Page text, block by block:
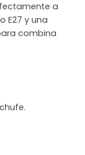
a
E27 y una
combina